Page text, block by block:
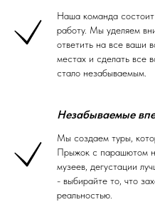
Наша команда
работу. Мы уделяем
ответить на все ваши
местах и сделать все
стало незабываемым.
Незабываемые
Мы создаем туры,
Прыжок с парашютом
музеев, дегустации
- выбирайте то, что
реальностью.